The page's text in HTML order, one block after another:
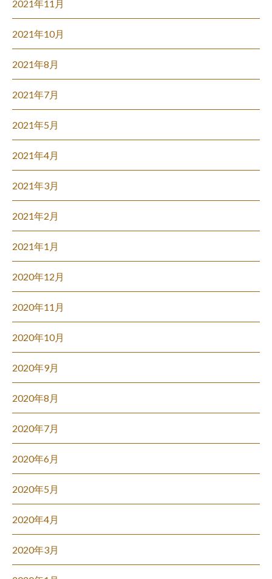
2021年11月
2021年10月
2021年8月
2021年7月
2021年5月
2021年4月
2021年3月
2021年2月
2021年1月
2020年12月
2020年11月
2020年10月
2020年9月
2020年8月
2020年7月
2020年6月
2020年5月
2020年4月
2020年3月